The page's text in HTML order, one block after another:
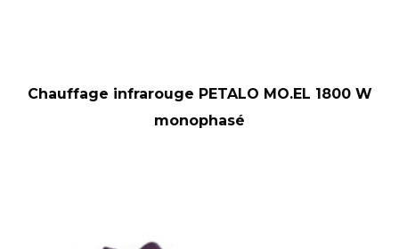
Chauffage infrarouge PETALO MO.EL 1800 W
monophasé